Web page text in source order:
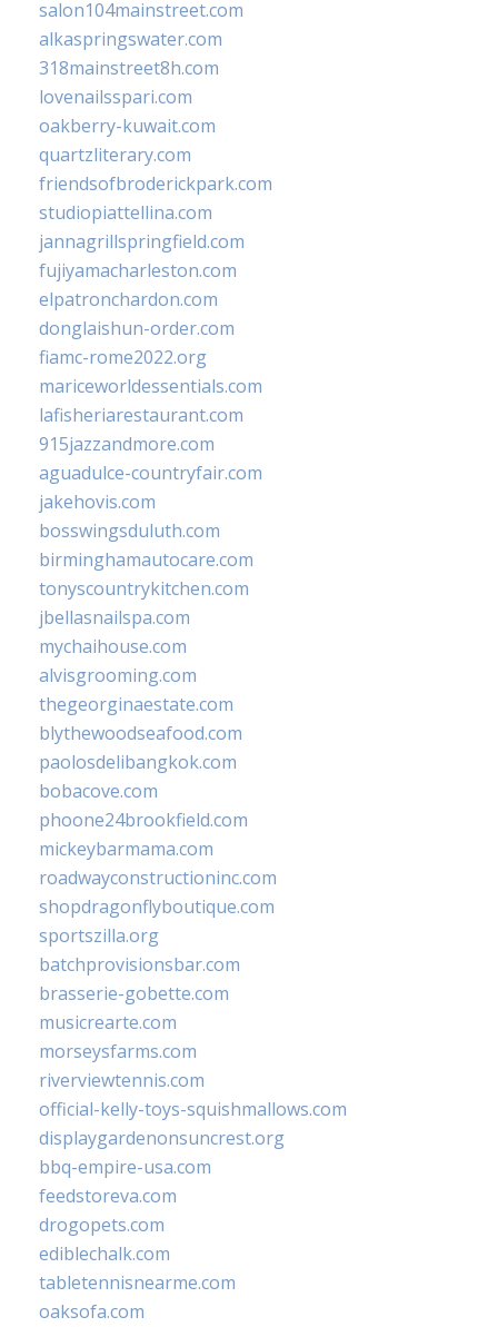
salon104mainstreet.com
alkaspringswater.com
318mainstreet8h.com
lovenailsspari.com
oakberry-kuwait.com
quartzliterary.com
friendsofbroderickpark.com
studiopiattellina.com
jannagrillspringfield.com
fujiyamacharleston.com
elpatronchardon.com
donglaishun-order.com
fiamc-rome2022.org
mariceworldessentials.com
lafisheriarestaurant.com
915jazzandmore.com
aguadulce-countryfair.com
jakehovis.com
bosswingsduluth.com
birminghamautocare.com
tonyscountrykitchen.com
jbellasnailspa.com
mychaihouse.com
alvisgrooming.com
thegeorginaestate.com
blythewoodseafood.com
paolosdelibangkok.com
bobacove.com
phoone24brookfield.com
mickeybarmama.com
roadwayconstructioninc.com
shopdragonflyboutique.com
sportszilla.org
batchprovisionsbar.com
brasserie-gobette.com
musicrearte.com
morseysfarms.com
riverviewtennis.com
official-kelly-toys-squishmallows.com
displaygardenonsuncrest.org
bbq-empire-usa.com
feedstoreva.com
drogopets.com
ediblechalk.com
tabletennisnearme.com
oaksofa.com